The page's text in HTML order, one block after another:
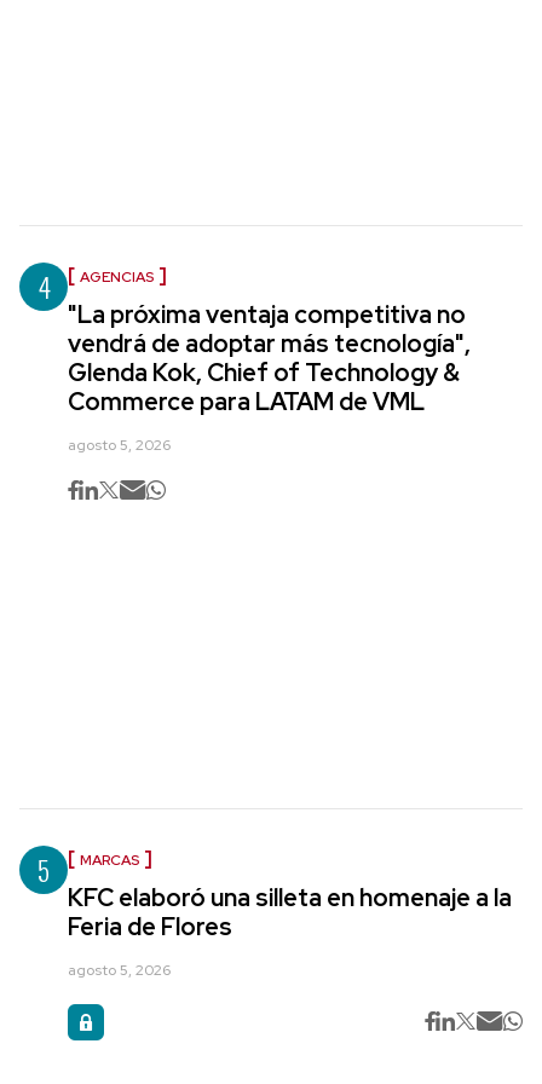
4 AGENCIAS
"La próxima ventaja competitiva no
vendrá de adoptar más tecnología",
Glenda Kok, Chief of Technology &
Commerce para LATAM de VML
agosto 5, 2026
5 MARCAS
KFC elaboró una silleta en homenaje a la
Feria de Flores
agosto 5, 2026